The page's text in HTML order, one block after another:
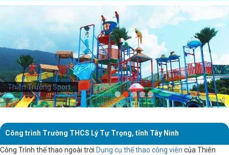
Thiên Trường Sport
Công trình Trường THCS Lý Tự Trọng, tỉnh Tây Ninh
Công Trình thể thao ngoài trời Dụng cụ thể thao công viên của Thiên